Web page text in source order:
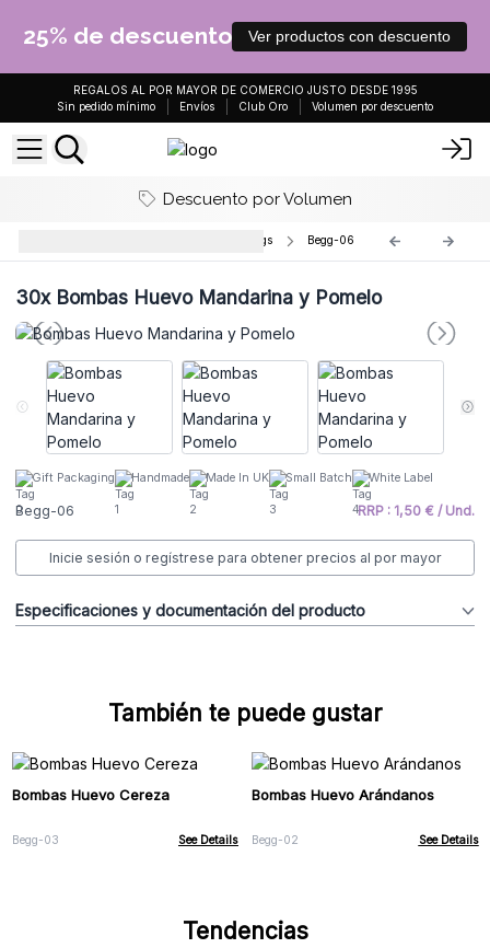
25% de descuento Ver productos con descuento
REGALOS AL POR MAYOR DE COMERCIO JUSTO DESDE 1995
Sin pedido mínimo
Envíos Club Oro Volumen por descuento
Descuento por Volumen
Bombas de Baño Huevo - Bath Eggs Begg-06
30xBombas Huevo Mandarina y Pomelo
Gift Packaging Handmade Made In UK Small Batch White Label
Begg-06 RRP : 1,50 € / Und.
Inicie sesión o regístrese para obtener precios al por mayor
Especificaciones y documentación del producto
También te puede gustar
Bombas Huevo Cereza
Begg-03 See Details
Bombas Huevo Arándanos
Begg-02 See Details
Tendencias